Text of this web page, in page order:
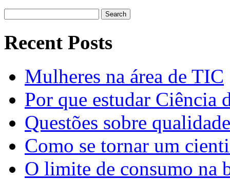
for:
Recent Posts
Mulheres na área de TIC
Por que estudar Ciência
Questões sobre
Como se tornar um
O limite de consumo na